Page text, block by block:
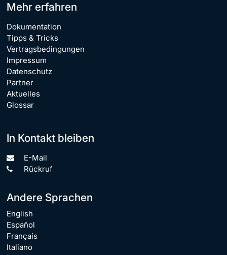
Mehr erfahren
Dokumentation
Tipps & Tricks
Vertragsbedingungen
Impressum
Datenschutz
Partner
Aktuelles
Glossar
In Kontakt bleiben
E-Mail
Rückruf
Andere Sprachen
English
Español
Français
Italiano